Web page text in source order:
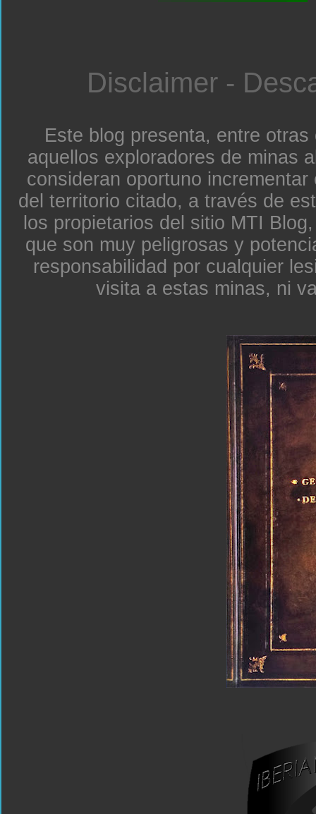
Disclaimer -
Este blog presenta, entre
aquellos exploradores de minas
consideran oportuno
del territorio citado, a través de
los propietarios del sitio MTI
que son muy peligrosas y
responsabilidad por cualquier
visita a estas minas, ni